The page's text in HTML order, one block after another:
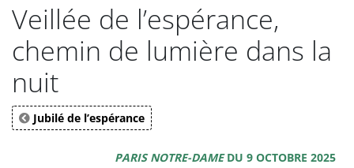
Veillée de l’espérance,
chemin de lumière dans la
nuit
Jubilé de l’espérance
PARIS NOTRE-DAMEDU 9 OCTOBRE 2025